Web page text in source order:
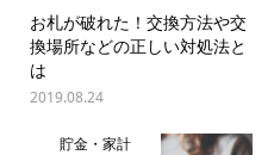
お札が破れた！交換方法や交
換場所などの正しい対処法と
は
2019.08.24
貯金・家計